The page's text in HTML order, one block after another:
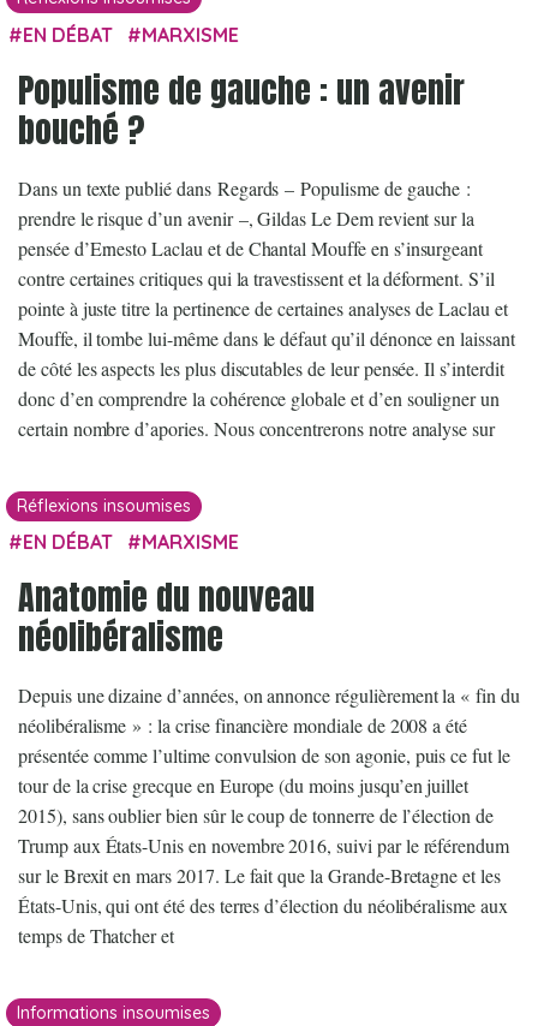
EN DÉBAT MARXISME
Populisme de gauche : un avenir
bouché ?
Dans un texte publié dans Regards – Populisme de gauche :
prendre le risque d’un avenir –, Gildas Le Dem revient sur la
pensée d’Ernesto Laclau et de Chantal Mouffe en s’insurgeant
contre certaines critiques qui la travestissent et la déforment. S’il
pointe à juste titre la pertinence de certaines analyses de Laclau et
Mouffe, il tombe lui-même dans le défaut qu’il dénonce en laissant
de côté les aspects les plus discutables de leur pensée. Il s’interdit
donc d’en comprendre la cohérence globale et d’en souligner un
certain nombre d’apories. Nous concentrerons notre analyse sur
Réflexions insoumises
EN DÉBAT MARXISME
Anatomie du nouveau
néolibéralisme
Depuis une dizaine d’années, on annonce régulièrement la « fin du
néolibéralisme » : la crise financière mondiale de 2008 a été
présentée comme l’ultime convulsion de son agonie, puis ce fut le
tour de la crise grecque en Europe (du moins jusqu’en juillet
2015), sans oublier bien sûr le coup de tonnerre de l’élection de
Trump aux États-Unis en novembre 2016, suivi par le référendum
sur le Brexit en mars 2017. Le fait que la Grande-Bretagne et les
États-Unis, qui ont été des terres d’élection du néolibéralisme aux
temps de Thatcher et
Informations insoumises